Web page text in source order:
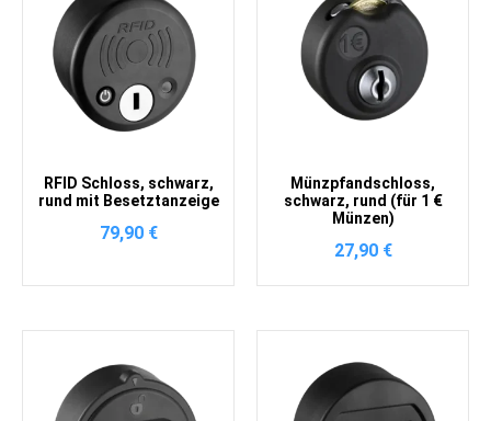
RFID Schloss, schwarz,
rund mit Besetztanzeige
79,90 €
Münzpfandschloss,
schwarz, rund (für 1 €
Münzen)
27,90 €